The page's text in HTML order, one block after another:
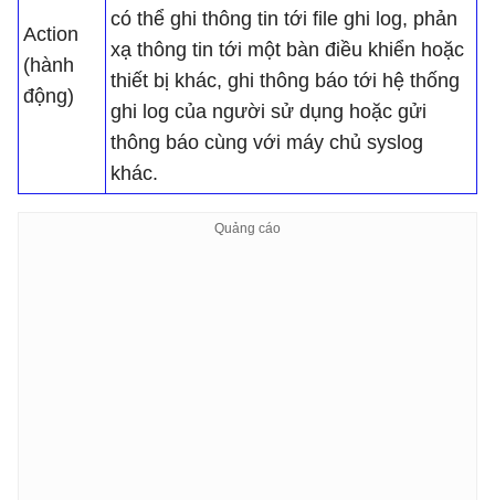
Action
(hành
động)
có thể ghi thông tin tới file ghi log, phản
xạ thông tin tới một bàn điều khiển hoặc
thiết bị khác, ghi thông báo tới hệ thống
ghi log của người sử dụng hoặc gửi
thông báo cùng với máy chủ syslog
khác.